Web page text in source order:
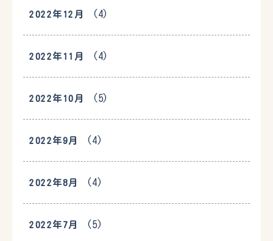
2022年12月 (4)
2022年11月 (4)
2022年10月 (5)
2022年9月 (4)
2022年8月 (4)
2022年7月 (5)